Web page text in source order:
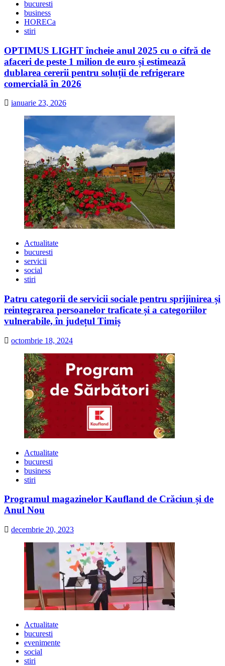
bucuresti
business
HORECa
stiri
OPTIMUS LIGHT încheie anul 2025 cu o cifră de
afaceri de peste 1 milion de euro și estimează
dublarea cererii pentru soluții de refrigerare
comercială în 2026
ianuarie 23, 2026
Actualitate
bucuresti
servicii
social
stiri
Patru categorii de servicii sociale pentru sprijinirea și
reintegrarea persoanelor traficate și a categoriilor
vulnerabile, în județul Timiș
octombrie 18, 2024
Actualitate
bucuresti
business
stiri
Programul magazinelor Kaufland de Crăciun și de
Anul Nou
decembrie 20, 2023
Actualitate
bucuresti
evenimente
social
stiri